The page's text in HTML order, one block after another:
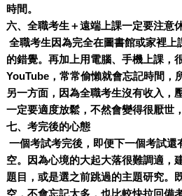
時間。
六、全職考生＋遠端上課一定要注意
全職考生因為完全在圖書館或家裡上
的錯覺。再加上用電腦、手機上課，
YouTube，常常偷懶就會忘記時間，
另一方面，因為全職考生沒有收入，
一定要適度放鬆，不然會變得很厭世
七、考完後的心態
一個考試考完後，即便下一個考試還
空。因為心境的大起大落很難調適，
題目，或是選之前跳過的主題研究。